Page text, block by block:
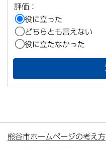
評価：
役に立った
どちらとも言えない
役に立たなかった
熊谷市ホームページの考え方